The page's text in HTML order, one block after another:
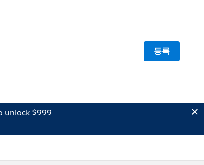
등록
unlock $999